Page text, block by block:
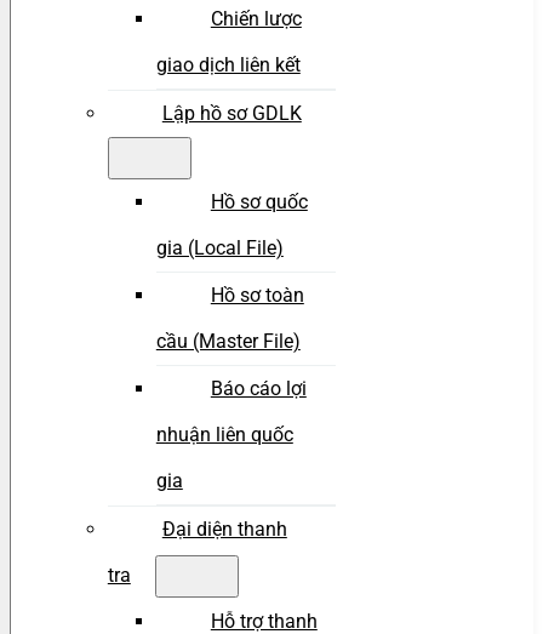
Chiến lược
giao dịch liên kết
Lập hồ sơ GDLK
Hồ sơ quốc
gia (Local File)
Hồ sơ toàn
cầu (Master File)
Báo cáo lợi
nhuận liên quốc
gia
Đại diện thanh
tra
Hỗ trợ thanh